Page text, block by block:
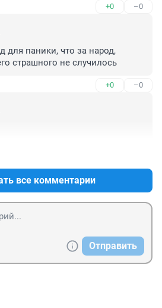
+0 –0
паники, что за народ,
страшного не случилось
+0 –0
все комментарии
Отправить